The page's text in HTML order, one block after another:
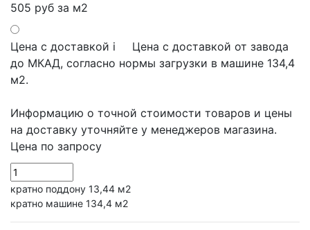
505 руб за м2
Цена с доставкой i
Цена с доставкой от завода
до МКАД, согласно нормы загрузки в машине 134,4
м2.
Информацию о точной стоимости товаров и цены
на доставку уточняйте у менеджеров магазина.
Цена по запросу
кратно поддону 13,44 м2
кратно машине 134,4 м2